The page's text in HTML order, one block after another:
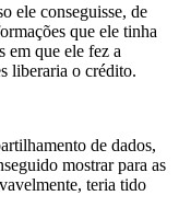
ele conseguisse, de
que ele tinha
em que ele fez a
liberaria o crédito.
de dados,
mostrar para as
teria tido